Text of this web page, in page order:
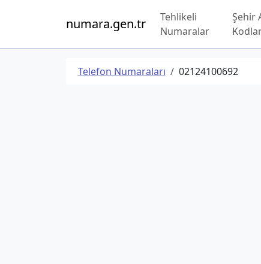
numara.gen.tr
Tehlikeli
Numaralar
Şehir
Telefon Numaraları 02124100692